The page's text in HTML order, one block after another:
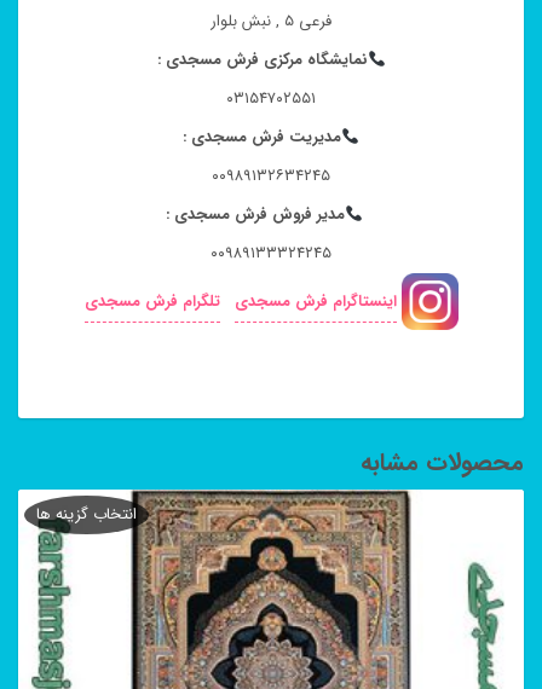
فرعی ۵ , نبش بلوار
نمایشگاه مرکزی فرش مسجدی :
۰۳۱۵۴۷۰۲۵۵۱
مدیریت فرش مسجدی :
۰۰۹۸۹۱۳۲۶۳۴۲۴۵
مدیر فروش فرش مسجدی :
۰۰۹۸۹۱۳۳۳۲۴۲۴۵
اینستاگرام فرش مسجدی
تلگرام فرش مسجدی
محصولات مشابه
انتخاب گزینه ها